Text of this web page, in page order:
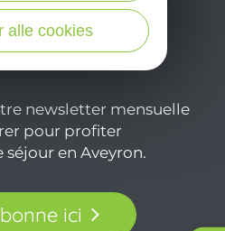
newsletter mensuelle
pour profiter
en Aveyron.
ici
alle cookies